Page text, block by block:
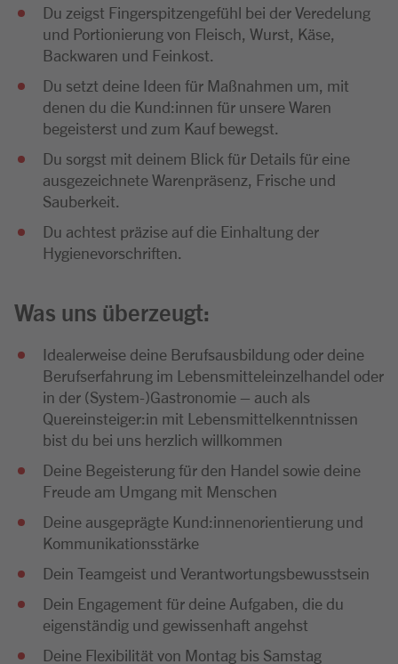
Du zeigst Fingerspitzengefühl bei der Veredelung
und Portionierung von Fleisch, Wurst, Käse,
Backwaren und Feinkost.
Du setzt deine Ideen für Maßnahmen um, mit
denen du die Kund:innen für unsere Waren
begeisterst und zum Kauf bewegst.
Du sorgst mit deinem Blick für Details für eine
ausgezeichnete Warenpräsenz, Frische und
Sauberkeit.
Du achtest präzise auf die Einhaltung der
Hygienevorschriften.
Was uns überzeugt:
Idealerweise deine Berufsausbildung oder deine
Berufserfahrung im Lebensmitteleinzelhandel oder
in der (System-)Gastronomie – auch als
Quereinsteiger:in mit Lebensmittelkenntnissen
bist du bei uns herzlich willkommen
Deine Begeisterung für den Handel sowie deine
Freude am Umgang mit Menschen
Deine ausgeprägte Kund:innenorientierung und
Kommunikationsstärke
Dein Teamgeist und Verantwortungsbewusstsein
Dein Engagement für deine Aufgaben, die du
eigenständig und gewissenhaft angehst
Deine Flexibilität von Montag bis Samstag